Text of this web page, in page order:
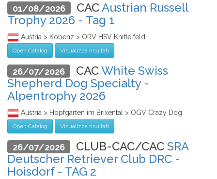
01/08/2026 CACAustrian Russell
Trophy 2026 - Tag 1
Austria > Kobenz > ÖRV HSV Knittelfeld
Open Catalog Visualizza risultati
26/07/2026 CACWhite Swiss
Shepherd Dog Specialty -
Alpentrophy 2026
Austria > Hopfgarten im Brixental > ÖGV Crazy Dog
Open Catalog Visualizza risultati
26/07/2026 CLUB-CAC/CAC SRA
Deutscher Retriever Club DRC -
Hoisdorf - TAG 2